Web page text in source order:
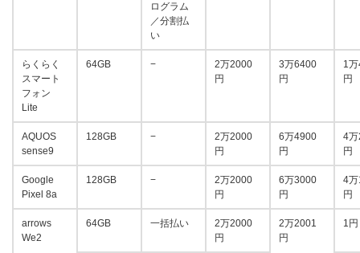
ログラム
／分割払
い
らくらく
スマート
フォン
Lite
64GB −
2万2000
円
3万6400
円
1
円
AQUOS
sense9
128GB −
2万2000
円
6万4900
円
4
円
Google
Pixel 8a
128GB −
2万2000
円
6万3000
円
4
円
arrows
We2
64GB 一括払い
2万2000
円
2万2001
円
1円